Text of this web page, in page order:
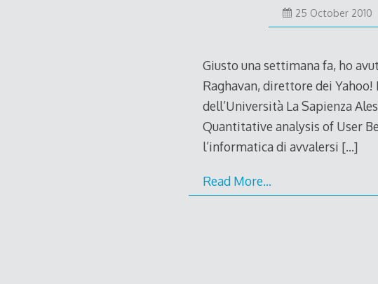
25 October 2010
Giusto una settimana fa, ho
Raghavan, direttore dei
dell’Università La Sapienza
Quantitative analysis of User
l’informatica di avvalersi […]
Read More…